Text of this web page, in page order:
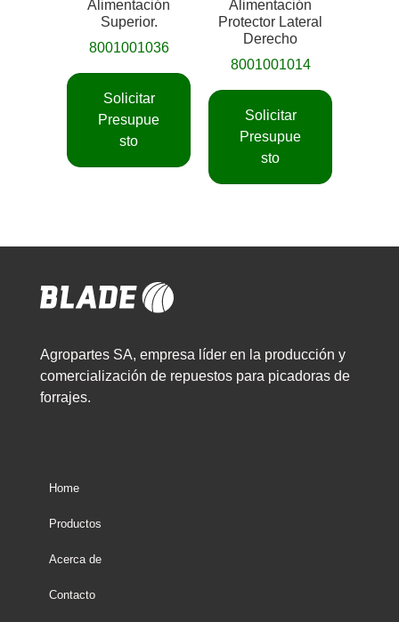
Alimentación
Superior.
8001001036
Solicitar
Presupue
sto
Alimentación
Protector Lateral
Derecho
8001001014
Solicitar
Presupue
sto
Agropartes SA, empresa líder en la producción y
comercialización de repuestos para picadoras de
forrajes.
Home
Productos
Acerca de
Contacto